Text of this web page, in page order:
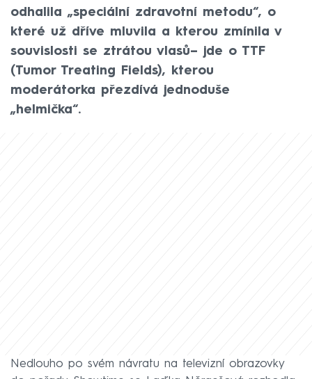
odhalila „speciální zdravotní metodu“, o
které už dříve mluvila a kterou zmínila v
souvislosti se ztrátou vlasů– jde o TTF
(Tumor Treating Fields), kterou
moderátorka přezdívá jednoduše
„helmička“.
Nedlouho po svém návratu na televizní obrazovky